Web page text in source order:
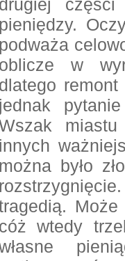
drugiej
pieniędzy.
podważa
oblicze w
dlatego
jednak
innych
można było
cóż wtedy